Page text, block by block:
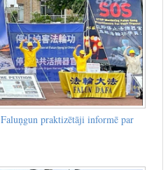
praktizētāji informē par